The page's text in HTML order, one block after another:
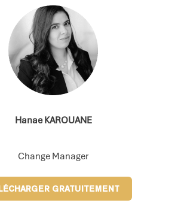
Hanae KAROUANE
Change Manager
GRATUITEMENT